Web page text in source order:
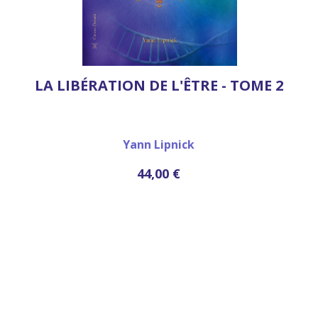
LA LIBÉRATION DE L'ÊTRE - TOME 2
Yann Lipnick
44,00 €